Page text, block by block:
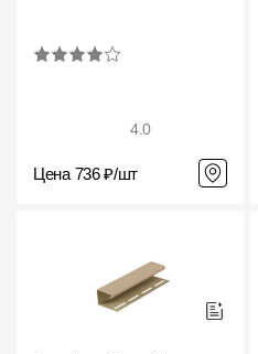
4.0
Цена 736 ₽/шт